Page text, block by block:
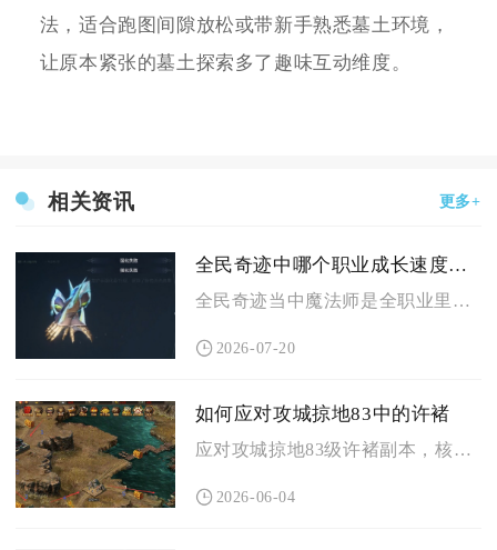
法，适合跑图间隙放松或带新手熟悉墓土环境，
让原本紧张的墓土探索多了趣味互动维度。
相关资讯 更多+
全民奇迹中哪个职业成长速度最快
全民奇迹当中魔法师是全职业里成长速度最快的职业，不管是野外挂...
2026-07-20
如何应对攻城掠地83中的许褚
应对攻城掠地83级许褚副本，核心是用水域将克制山地、甘宁强防...
2026-06-04